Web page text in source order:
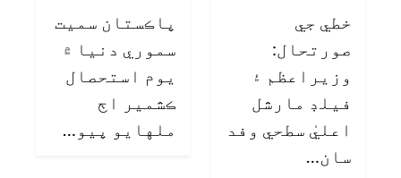
خطي جي
صورتحال:
وزيراعظم ۽
فيلڊ مارشل
اعليٰ سطحي وفد
سان…
پاڪستان سميت
سموري دنيا ۾
يوم استحصال
ڪشمير اڄ
ملهايو پيو…